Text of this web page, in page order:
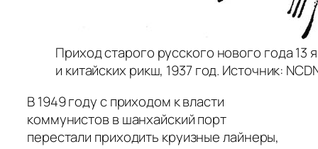
Приход старого русского нового года 13
и китайских рикш, 1937 год. Источник:
В 1949 году с приходом к власти
коммунистов в шанхайский порт
перестали приходить круизные лайнеры,